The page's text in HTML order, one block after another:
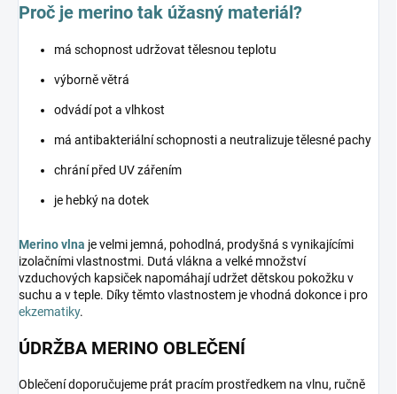
Proč je merino tak úžasný materiál?
má schopnost udržovat tělesnou teplotu
výborně větrá
odvádí pot a vlhkost
má antibakteriální schopnosti a neutralizuje tělesné pachy
chrání před UV zářením
je hebký na dotek
Merino vlna je velmi jemná, pohodlná, prodyšná s vynikajícími
izolačními vlastnostmi. Dutá vlákna a velké množství
vzduchových kapsiček napomáhají udržet dětskou pokožku v
suchu a v teple. Díky těmto vlastnostem je vhodná dokonce i pro
ekzematiky.
ÚDRŽBA MERINO OBLEČENÍ
Oblečení doporučujeme prát pracím prostředkem na vlnu, ručně